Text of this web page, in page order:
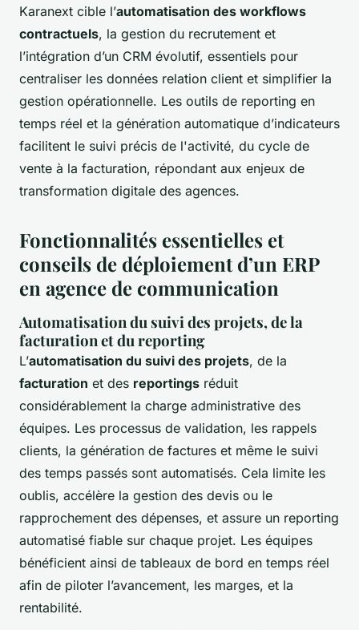
Karanext cible l’automatisation des workflows
contractuels, la gestion du recrutement et
l’intégration d’un CRM évolutif, essentiels pour
centraliser les données relation client et simplifier la
gestion opérationnelle. Les outils de reporting en
temps réel et la génération automatique d’indicateurs
facilitent le suivi précis de l'activité, du cycle de
vente à la facturation, répondant aux enjeux de
transformation digitale des agences.
Fonctionnalités essentielles et
conseils de déploiement d’un ERP
en agence de communication
Automatisation du suivi des projets, de la
facturation et du reporting
L’automatisation du suivi des projets, de la
facturation et des reportings réduit
considérablement la charge administrative des
équipes. Les processus de validation, les rappels
clients, la génération de factures et même le suivi
des temps passés sont automatisés. Cela limite les
oublis, accélère la gestion des devis ou le
rapprochement des dépenses, et assure un reporting
automatisé fiable sur chaque projet. Les équipes
bénéficient ainsi de tableaux de bord en temps réel
afin de piloter l’avancement, les marges, et la
rentabilité.